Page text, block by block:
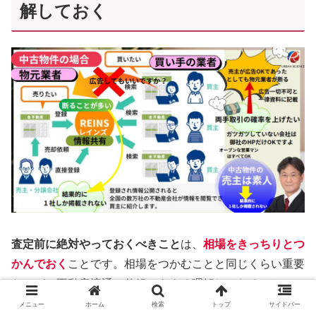
解しておく
査定前に絶対やっておくべきことは、 相場をきっちりとつ
かんでおく ことです。相場をつかむことと同じくらい重要
なのが、不動産流通の仕組みをよく理解しておくことで
す。
メニュー ホーム 検索 トップ サイドバー